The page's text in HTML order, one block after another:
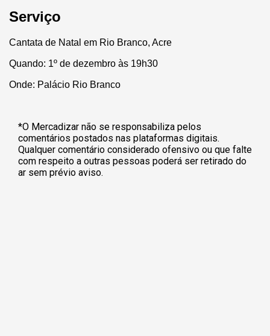
Serviço
Cantata de Natal em Rio Branco, Acre
Quando: 1º de dezembro às 19h30
Onde: Palácio Rio Branco
*O Mercadizar não se responsabiliza pelos
comentários postados nas plataformas digitais.
Qualquer comentário considerado ofensivo ou que falte
com respeito a outras pessoas poderá ser retirado do
ar sem prévio aviso.